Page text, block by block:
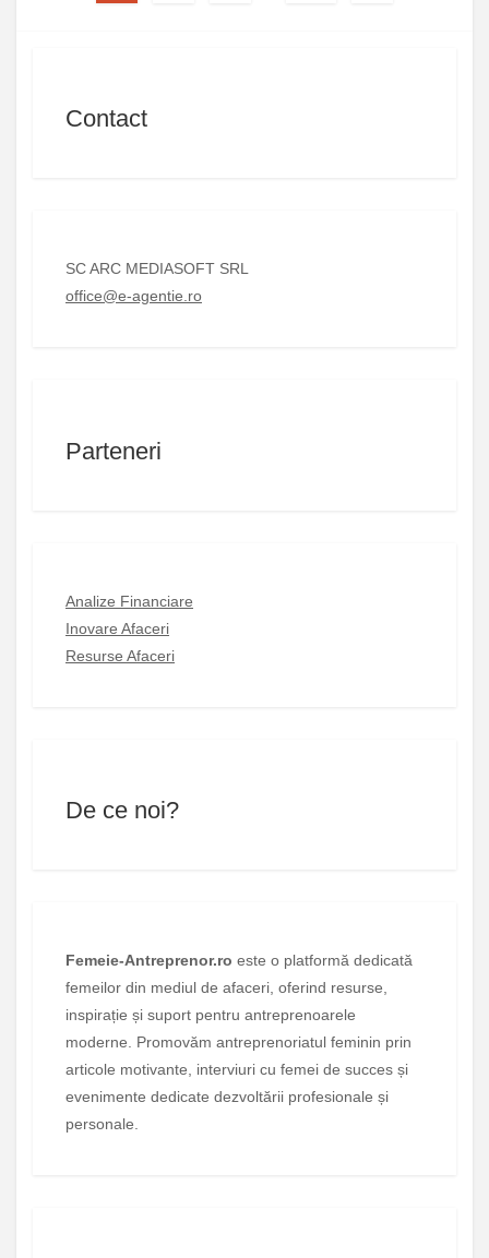
Contact
SC ARC MEDIASOFT SRL
office@e-agentie.ro
Parteneri
Analize Financiare
Inovare Afaceri
Resurse Afaceri
De ce noi?
Femeie-Antreprenor.ro este o platformă dedicată
femeilor din mediul de afaceri, oferind resurse,
inspirație și suport pentru antreprenoarele
moderne. Promovăm antreprenoriatul feminin prin
articole motivante, interviuri cu femei de succes și
evenimente dedicate dezvoltării profesionale și
personale.